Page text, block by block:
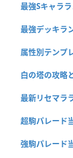
最強Sキャラ
最強デッキラ
属性別テンプ
白の塔の攻略
最新リセマラ
超駒パレード
強駒パレード